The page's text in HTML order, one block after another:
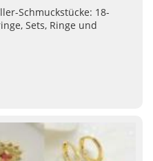
Schmuckstücke: 18-
Sets, Ringe und